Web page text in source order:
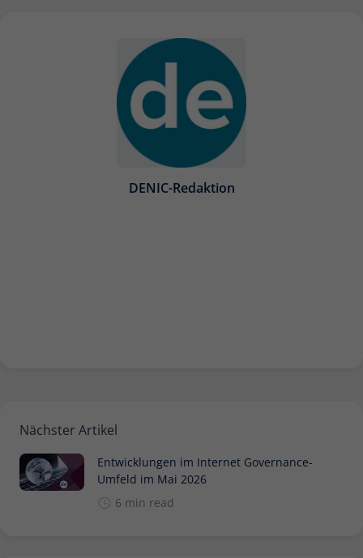
DENIC-Redaktion
Nächster Artikel
Entwicklungen im Internet Governance-
Umfeld im Mai 2026
6 min read